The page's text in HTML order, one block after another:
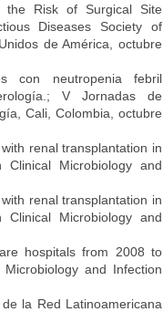
the Risk of Surgical Site
Diseases Society of
de América, octubre
con neutropenia febril
V Jornadas de
Cali, Colombia, octubre
renal transplantation in
Microbiology and
renal transplantation in
Microbiology and
hospitals from 2008 to
and Infection
la Red Latinoamericana